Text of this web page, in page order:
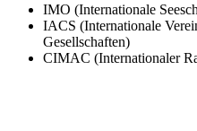
IMO (Internationale
IACS (Internationale
Gesellschaften)
CIMAC (Internationaler